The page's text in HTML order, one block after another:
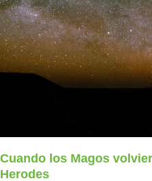
Cuando los Magos
Herodes